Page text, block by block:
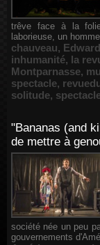
trêve face à la
laborieuse, un
chauveau,
inhumanité, la
Montparnasse,
spectacle,
solitude,
"Bananas (and
de mettre à
société née un peu
gouvernements